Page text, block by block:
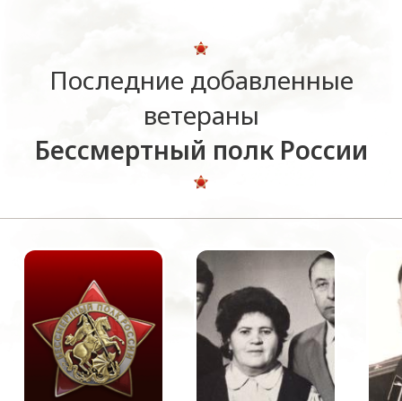
Последние добавленные
ветераны
Бессмертный полк России